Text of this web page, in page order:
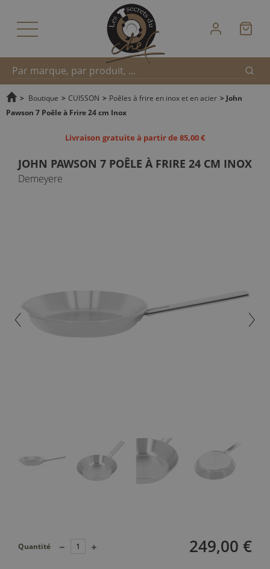
Recherche
> Boutique > CUISSON > Poêles à frire en inox et en acier > John
Pawson 7 Poêle à Frire 24 cm Inox
Livraison gratuite à partir de 85,00 €
JOHN PAWSON 7 POÊLE À FRIRE 24 CM INOX
Demeyere
249,00 €
Quantité